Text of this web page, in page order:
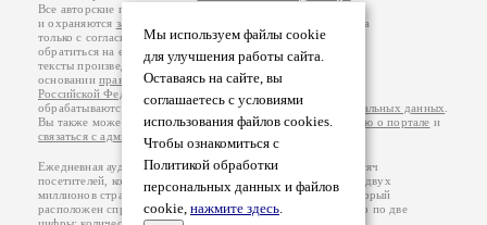
Мы используем файлы cookie
для улучшения работы сайта.
Оставаясь на сайте, вы
соглашаетесь с условиями
использования файлов cookies.
Чтобы ознакомиться с
Политикой обработки
персональных данных и файлов
cookie, нажмите здесь.
Все авторские права на произведения принадлежат авторам
и охраняются законом
. Перепечатка произведений возможна
только с согласия его автора, к которому вы можете
обратиться на его авторской странице. Ответственность за
тексты произведений авторы несут самостоятельно на
основанииправил публикацииизаконодательства
Российской Федерации
обрабатываются на основанииПолитики обработки персональных данных
Вы также можете посмотреть более подробнуюинформацию о портале и
связаться с администрацией
Ежедневная аудитория портала Стихи.ру – порядка 200 тысяч
посетителей, которые в общей сумме просматривают более двух
миллионов страниц по данным счетчика посещаемости, который
расположен справа от этого текста. В каждой графе указано по две